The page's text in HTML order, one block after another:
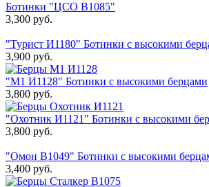
Ботинки "ЦСО В1085"
3,300 руб.
"Турист И1180" Ботинки с высокими
3,900 руб.
"М1 И1128" Ботинки с высокими берцами
3,800 руб.
"Охотник И1121" Ботинки с высокими
3,800 руб.
"Омон В1049" Ботинки с высокими
3,400 руб.